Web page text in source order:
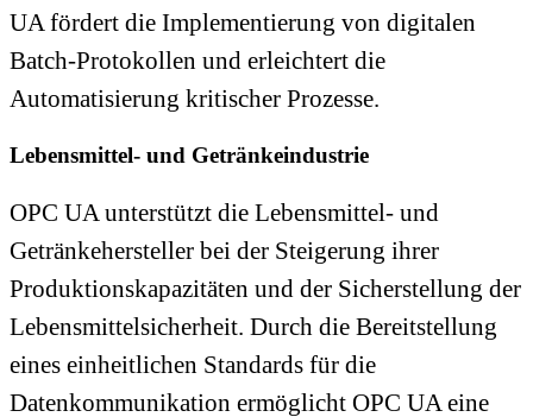
UA fördert die Implementierung von digitalen
Batch-Protokollen und erleichtert die
Automatisierung kritischer Prozesse.
Lebensmittel- und Getränkeindustrie
OPC UA unterstützt die Lebensmittel- und
Getränkehersteller bei der Steigerung ihrer
Produktionskapazitäten und der Sicherstellung der
Lebensmittelsicherheit. Durch die Bereitstellung
eines einheitlichen Standards für die
Datenkommunikation ermöglicht OPC UA eine